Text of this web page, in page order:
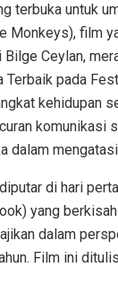
terbuka untuk
Monkeys), film
Bilge Ceylan,
Terbaik pada
kehidupan
komunikasi
dalam
di hari
yang
dalam
Film ini